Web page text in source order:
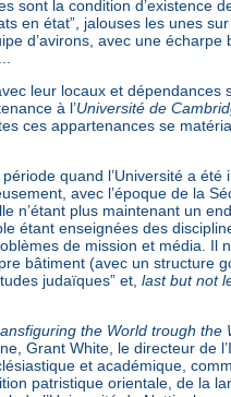
sont la condition d’existence
en état”, jalouses les unes
d’avirons, avec une écharpe
leur locaux et dépendances
à l’Université de
ces appartenances se
quand l’Université a
avec l’époque de la
n’étant plus maintenant un
étant enseignées des
de mission et média. Il
bâtiment (avec un structure
judaïques” et, last but not
the World trough the
Grant White, le directeur de
et académique,
patristique orientale, de la